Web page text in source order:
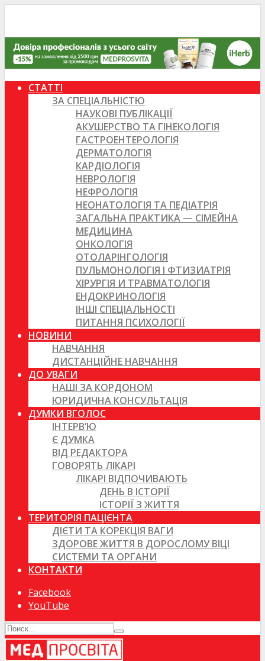
СТАТТІ
ЗА СПЕЦІАЛЬНІСТЮ
НАУКОВІ ПУБЛІКАЦІЇ
АКУШЕРСТВО ТА ГІНЕКОЛОГІЯ
ГАСТРОЕНТЕРОЛОГІЯ
ДЕРМАТОЛОГІЯ
КАРДІОЛОГІЯ
НЕВРОЛОГІЯ
НЕФРОЛОГІЯ
НЕОНАТОЛОГІЯ ТА ПЕДІАТРІЯ
ЗАГАЛЬНА ПРАКТИКА — СІМЕЙНА
МЕДИЦИНА
ОНКОЛОГІЯ
ОТОЛАРІНГОЛОГІЯ
ПУЛЬМОНОЛОГІЯ І ФТИЗИАТРІЯ
ХІРУРГІЯ И ТРАВМАТОЛОГІЯ
ЕНДОКРИНОЛОГІЯ
ІНШІ СПЕЦІАЛЬНОСТІ
ПИТАННЯ ПСИХОЛОГІЇ
НОВИНИ
НАВЧАННЯ
ДИСТАНЦІЙНЕ НАВЧАННЯ
ДО УВАГИ
НАШІ ЗА КОРДОНОМ
ЮРИДИЧНА КОНСУЛЬТАЦІЯ
ДУМКИ ВГОЛОС
ІНТЕРВ’Ю
Є ДУМКА
ВІД РЕДАКТОРА
ГОВОРЯТЬ ЛІКАРІ
ЛІКАРІ ВІДПОЧИВАЮТЬ
ДЕНЬ В ІСТОРІЇ
ІСТОРІЇ З ЖИТТЯ
ТЕРИТОРІЯ ПАЦІЄНТА
ДІЄТИ ТА КОРЕКЦІЯ ВАГИ
ЗДОРОВЕ ЖИТТЯ В ДОРОСЛОМУ ВІЦІ
СИСТЕМИ ТА ОРГАНИ
КОНТАКТИ
Facebook
YouTube